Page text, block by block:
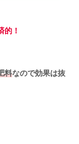
的！
料なので効果は抜